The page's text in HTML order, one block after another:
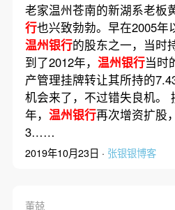
老家温州苍南的新湖系老板
行也兴致勃勃。早在2005年
温州银行的股东之一，当时
到了2012年， 温州银行当时
产管理挂牌转让其所持的
机会来了，不过错失良机。
年， 温州银行再次增资扩股
3……
2019年10月23日 · 张银银博客
董兢